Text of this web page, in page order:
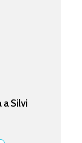
a Silvi